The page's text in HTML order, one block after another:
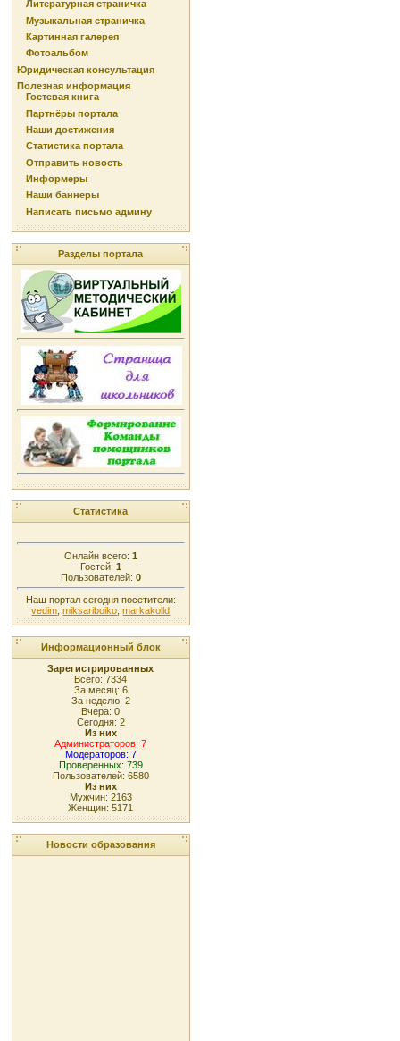
Литературная страничка
Музыкальная страничка
Картинная галерея
Фотоальбом
Юридическая консультация
Полезная информация
Гостевая книга
Партнёры портала
Наши достижения
Статистика портала
Отправить новость
Информеры
Наши баннеры
Написать письмо админу
Разделы портала
Статистика
Онлайн всего: 1
Гостей: 1
Пользователей: 0
Наш портал сегодня посетители:
vedim ,miksariboiko ,markakolld
Информационный блок
Зарегистрированных
Всего: 7334
За месяц: 6
За неделю: 2
Вчера: 0
Сегодня: 2
Из них
Администраторов: 7
Модераторов: 7
Проверенных: 739
Пользователей: 6580
Из них
Мужчин: 2163
Женщин: 5171
Новости образования